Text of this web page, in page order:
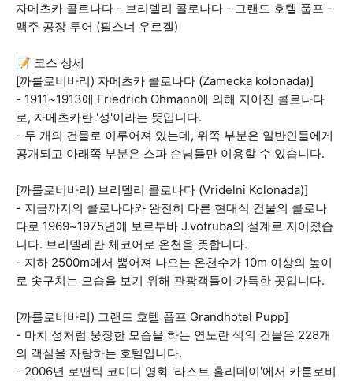
자메츠카 콜로나다 - 브리델리 콜로나다 - 그랜드 호텔 풉프 -
맥주 공장 투어 (필스너 우르겔)
📝 코스 상세
[까를로비바리) 자메츠카 콜로나다 (Zamecka kolonada)]
- 1911~1913에 Friedrich Ohmann에 의해 지어진 콜로나다
로, 자메츠카란 '성'이라는 뜻입니다.
- 두 개의 건물로 이루어져 있는데, 위쪽 부분은 일반인들에게
공개되고 아래쪽 부분은 스파 손님들만 이용할 수 있습니다.
[까를로비바리) 브리델리 콜로나다 (Vridelni Kolonada)]
- 지금까지의 콜로나다와 완전히 다른 현대식 건물의 콜로나
다로 1969~1975년에 보르투바 J.votruba의 설계로 지어졌습
니다. 브리델레란 체코어로 온천을 뜻합니다.
- 지하 2500m에서 뿜어져 나오는 온천수가 10m 이상의 높이
로 솟구치는 모습을 보기 위해 관광객들이 가득한 곳입니다.
[까를로비바리) 그랜드 호텔 풉프 Grandhotel Pupp]
- 마치 성처럼 웅장한 모습을 하는 연노란 색의 건물은 228개
의 객실을 자랑하는 호텔입니다.
- 2006년 로맨틱 코미디 영화 '라스트 홀리데이'에서 카를로비